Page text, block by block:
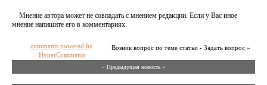
Мнение автора может не совпадать с мнением редакции. Если у Вас иное
мнение напишите его в комментариях.
Возник вопрос по теме статьи - Задать вопрос »
comments powered by
HyperComments
« Предыдущая новость «